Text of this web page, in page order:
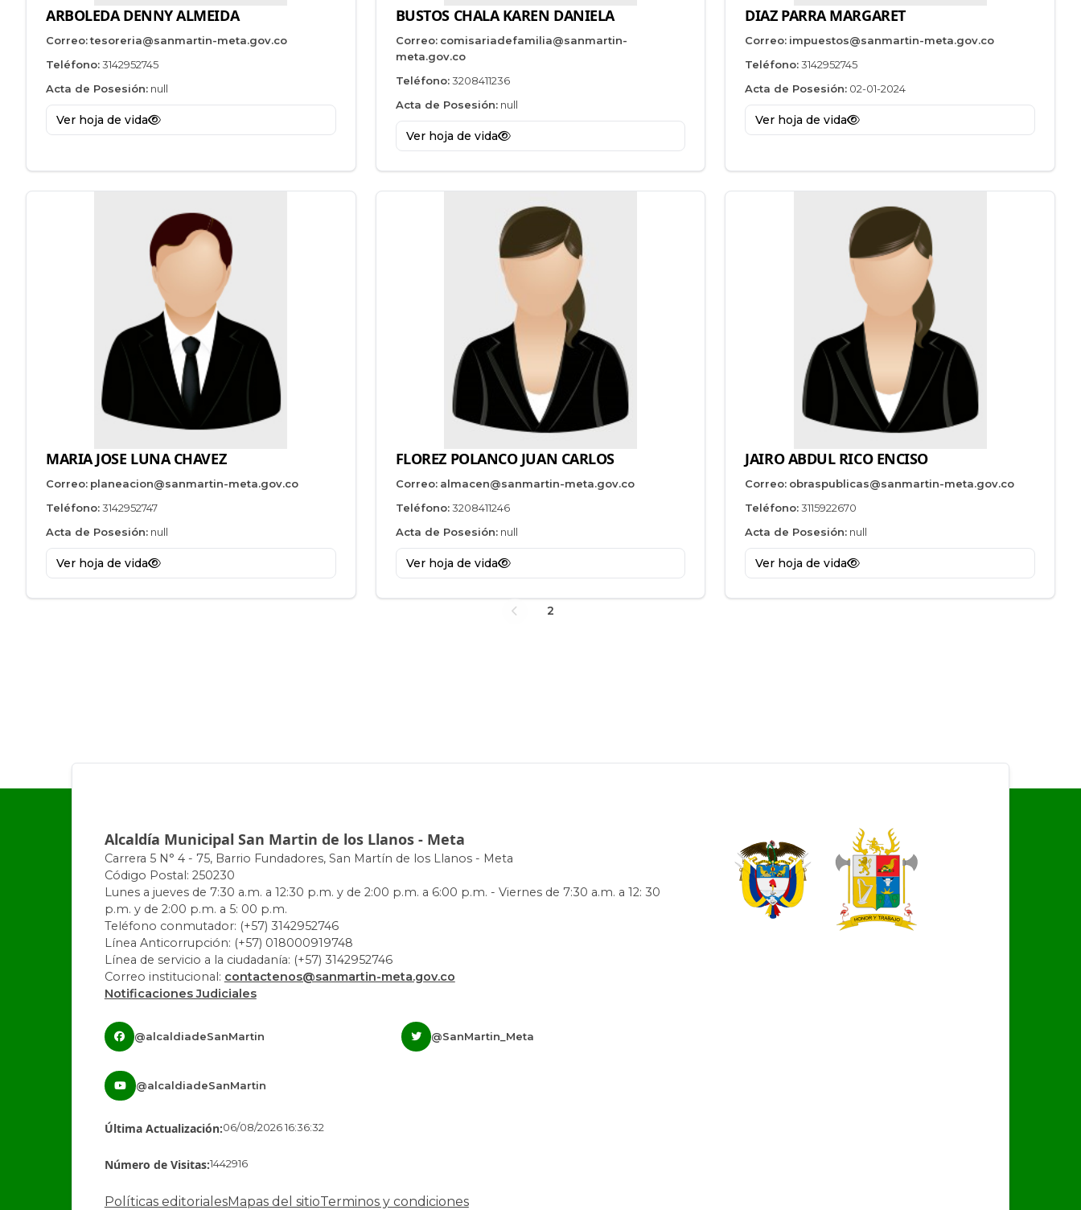
ARBOLEDA DENNY ALMEIDA
Correo:tesoreria@sanmartin-meta.gov.co
Teléfono:3142952745
Acta de Posesión: null
Ver hoja de vida
BUSTOS CHALA KAREN DANIELA
Correo: comisariadefamilia@sanmartin-
meta.gov.co
Teléfono:3208411236
Acta de Posesión:null
Ver hoja de vida
DIAZ PARRA MARGARET
Correo: impuestos@sanmartin-meta.gov.co
Teléfono:3142952745
Acta de Posesión: 02-01-2024
Ver hoja de vida
MARIA JOSE LUNA CHAVEZ
Correo: planeacion@sanmartin-meta.gov.co
Teléfono:3142952747
Acta de Posesión: null
Ver hoja de vida
FLOREZ POLANCO JUAN CARLOS
Correo: almacen@sanmartin-meta.gov.co
Teléfono:3208411246
Acta de Posesión:null
Ver hoja de vida
JAIRO ABDUL RICO ENCISO
Correo: obraspublicas@sanmartin-meta.gov.co
Teléfono:3115922670
Acta de Posesión: null
Ver hoja de vida
2
Alcaldía Municipal San Martin de los Llanos - Meta
Carrera 5 N° 4 - 75, Barrio Fundadores, San Martín de los Llanos - Meta
Código Postal: 250230
Lunes a jueves de 7:30 a.m. a 12:30 p.m. y de 2:00 p.m. a 6:00 p.m. - Viernes de 7:30 a.m. a 12: 30
p.m. y de 2:00 p.m. a 5: 00 p.m.
Teléfono conmutador: (+57) 3142952746
Línea Anticorrupción: (+57) 018000919748
Línea de servicio a la ciudadanía: (+57) 3142952746
Correo institucional: contactenos@sanmartin-meta.gov.co
Notificaciones Judiciales
@alcaldiadeSanMartin @SanMartin_Meta
@alcaldiadeSanMartin
Última Actualización:06/08/2026 16:36:32
Número de Visitas:1442916
Políticas editorialesMapas del sitioTerminos y condiciones